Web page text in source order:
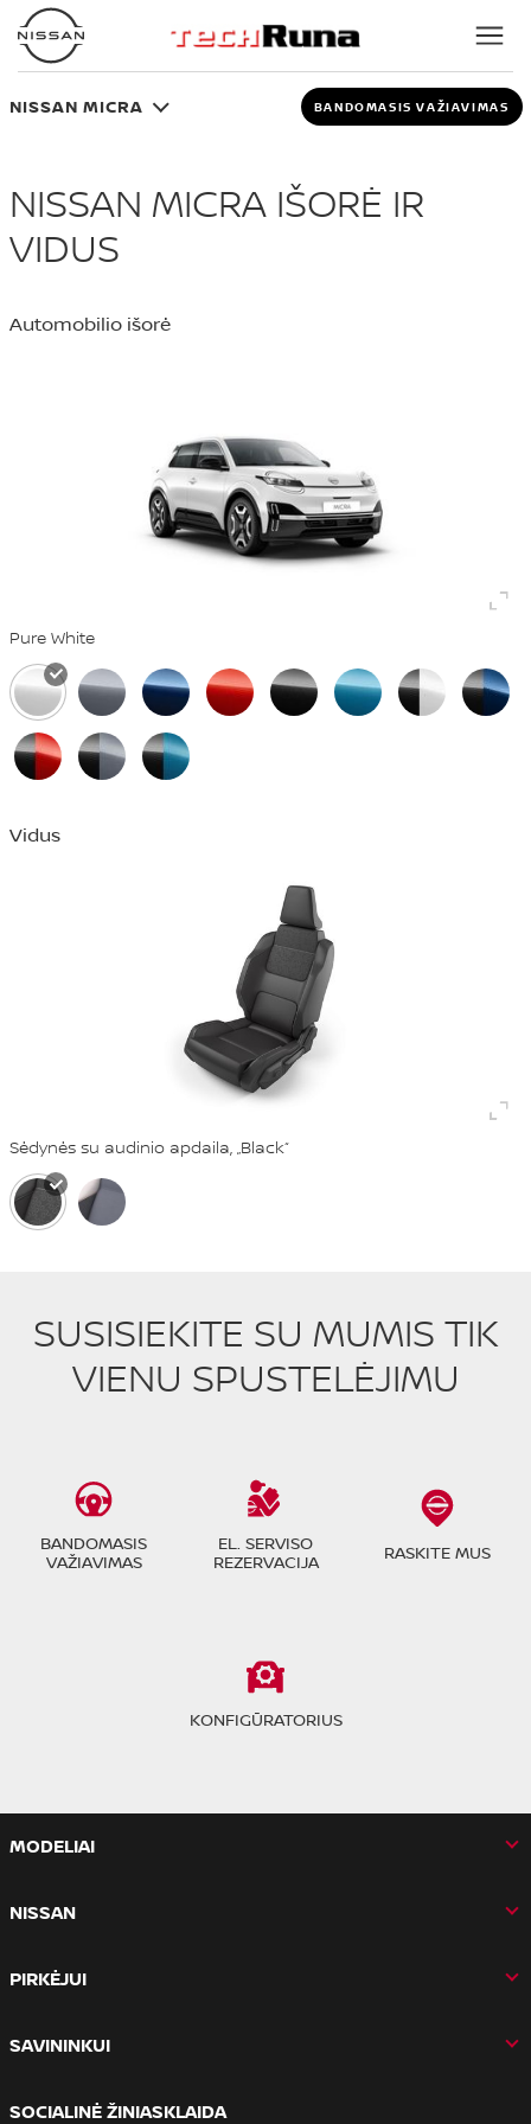
NISSAN MICRA BANDOMASIS VAŽIAVIMAS
NISSAN MICRA IŠORĖ IR
VIDUS
Automobilio išorė
Pure White
Vidus
Sėdynės su audinio apdaila, „Black“
SUSISIEKITE SU MUMIS TIK
VIENU SPUSTELĖJIMU
BANDOMASIS
VAŽIAVIMAS
EL. SERVISO
REZERVACIJA
RASKITE MUS
KONFIGŪRATORIUS
MODELIAI
NISSAN
PIRKĖJUI
SAVININKUI
SOCIALINĖ ŽINIASKLAIDA